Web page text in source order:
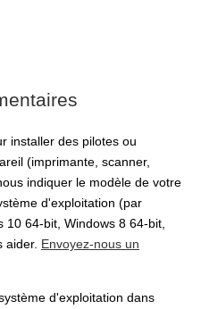
installer des pilotes ou
(imprimante, scanner,
indiquer le modèle de votre
d'exploitation (par
10 64-bit, Windows 8 64-bit,
aider. Envoyez-nous un
d'exploitation dans